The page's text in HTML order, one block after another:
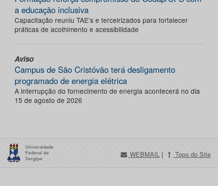
a educação inclusiva
Capacitação reuniu TAE’s e terceirizados para fortalecer
práticas de acolhimento e acessibilidade
Aviso
Campus de São Cristóvão terá desligamento
programado de energia elétrica
A interrupção do fornecimento de energia acontecerá no dia
15 de agosto de 2026
WEBMAIL | Topo do Site